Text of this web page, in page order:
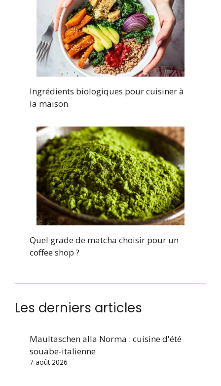
Ingrédients biologiques pour cuisiner à
la maison
Quel grade de matcha choisir pour un
coffee shop ?
Les derniers articles
Maultaschen alla Norma : cuisine d'été
souabe-italienne
7 août 2026